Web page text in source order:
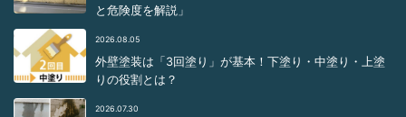
と危険度を解説」
2026.08.05
外壁塗装は「3回塗り」が基本！下塗り・中塗り・上塗
りの役割とは？
2026.07.30